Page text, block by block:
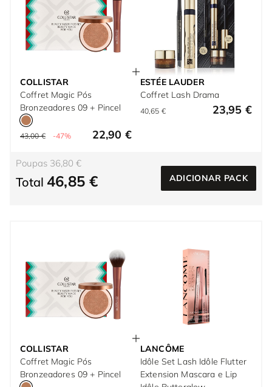
COLLISTAR
Coffret Magic Pós
Bronzeadores 09 + Pincel
43,00 € -47% 22,90 €
ESTÉE LAUDER
Coffret Lash Drama
40,65 € 23,95 €
Poupas 36,80 €
Total 46,85 € ADICIONAR PACK
COLLISTAR
Coffret Magic Pós
Bronzeadores 09 + Pincel
LANCÔME
Idôle Set Lash Idôle Flutter
Extension Mascara e Lip